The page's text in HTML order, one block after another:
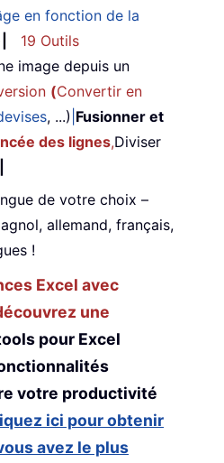
en fonction de la
19 Outils
image depuis un
(Convertir en
, ...) Fusionner et
des lignes,Diviser
de votre choix –
allemand, français,
!
Excel avec
une
pour Excel
votre productivité
ici pour obtenir
avez le plus